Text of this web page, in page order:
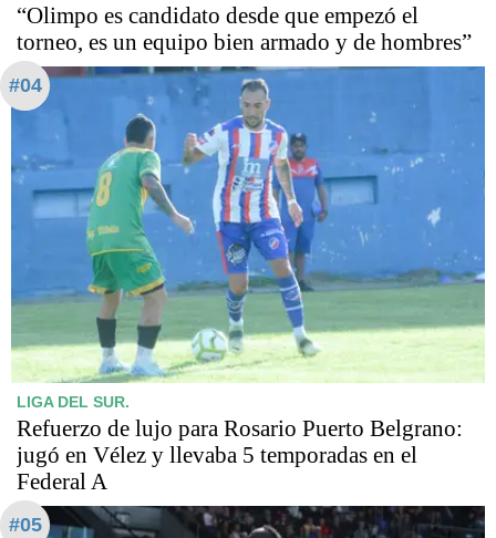
“Olimpo es candidato desde que empezó el
torneo, es un equipo bien armado y de hombres”
#04
LIGA DEL SUR.
Refuerzo de lujo para Rosario Puerto Belgrano:
jugó en Vélez y llevaba 5 temporadas en el
Federal A
#05